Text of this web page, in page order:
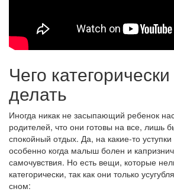
Чего
делать
Иногда никак не засыпающий ребенок
родителей, что они готовы на все, лишь
спокойный отдых. Да, на какие-то
особенно когда малыш болен и
самочувствия. Но есть вещи, которые
категорически, так как они только
сном: